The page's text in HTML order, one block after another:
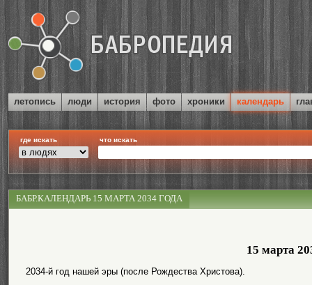
летопись люди история фото хроники календарь
где искать что искать
БАБР.КАЛЕНДАРЬ 15 МАРТА 2034 ГОДА
15 марта
2034-й год нашей эры (после Рождества Христова).